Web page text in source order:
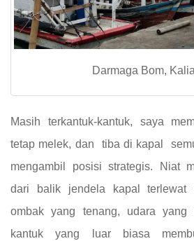
Darmaga Bom,
Masih terkantuk-kantuk, saya
tetap melek, dan tiba di kapal
mengambil posisi strategis. Niat
dari balik jendela kapal terlewat
ombak yang tenang, udara
kantuk yang luar biasa